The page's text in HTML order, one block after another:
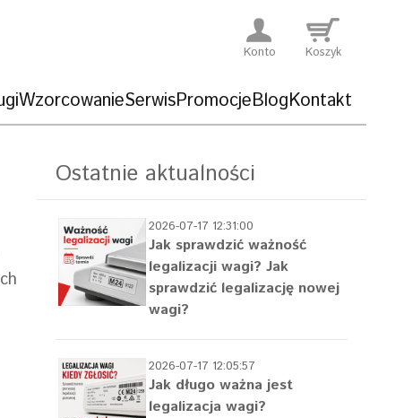
Konto Koszyk
WzorcowanieSerwisPromocjeBlogKontakt
Ostatnie aktualności
2026-07-17 12:31:00
Jak sprawdzić ważność
legalizacji wagi? Jak
sprawdzić legalizację nowej
wagi?
2026-07-17 12:05:57
Jak długo ważna jest
legalizacja wagi?